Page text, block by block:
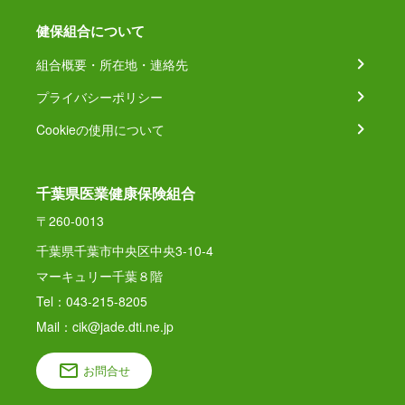
健保組合について
組合概要・所在地・連絡先
プライバシーポリシー
Cookieの使用について
千葉県医業健康保険組合
〒260-0013
千葉県千葉市中央区中央3-10-4
マーキュリー千葉８階
Tel：043-215-8205
Mail：cik@jade.dti.ne.jp
お問合せ